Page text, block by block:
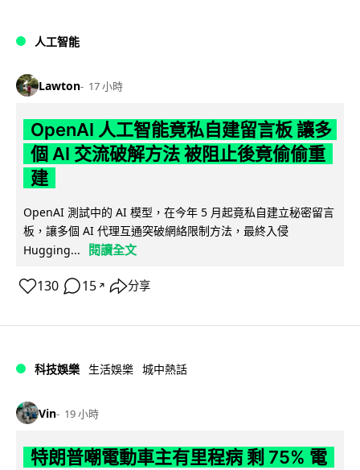
人工智能
Lawton 17 小時
OpenAI 人工智能竟私自建留言板 讓多
個 AI 交流破解方法 被阻止後竟偷偷重
建
OpenAI 測試中的 AI 模型，在今年 5 月起竟私自建立秘密留言
板，讓多個 AI 代理互通突破網絡限制方法，最終入侵
Hugging...
閱讀全文
130 15 ↗ 分享
科技娛樂 生活娛樂 城中熱話
Vin 19 小時
特朗普嘲電動車主有里程病 剩 75% 電